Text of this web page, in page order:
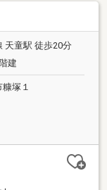
天童駅 徒歩20分
建
塚１